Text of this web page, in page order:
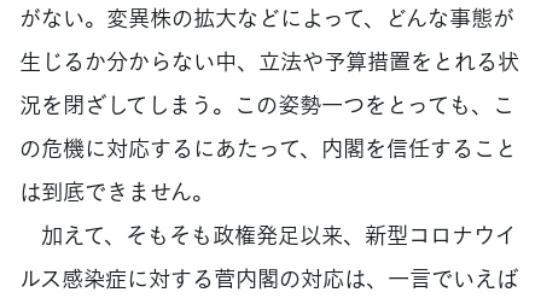
がない。変異株の拡大などによって、どんな事態が
生じるか分からない中、立法や予算措置をとれる状
況を閉ざしてしまう。この姿勢一つをとっても、こ
の危機に対応するにあたって、内閣を信任すること
は到底できません。
加えて、そもそも政権発足以来、新型コロナウイ
ルス感染症に対する菅内閣の対応は、一言でいえば